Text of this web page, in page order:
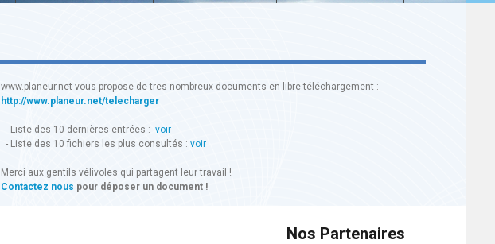
www.planeur.net vous propose de tres nombreux documents en libre téléchargement :
http://www.planeur.net/telecharger
- Liste des 10 dernières entrées : voir
- Liste des 10 fichiers les plus consultés : voir
Merci aux gentils vélivoles qui partagent leur travail !
Contactez nous pour déposer un document !
Nos Partenaires